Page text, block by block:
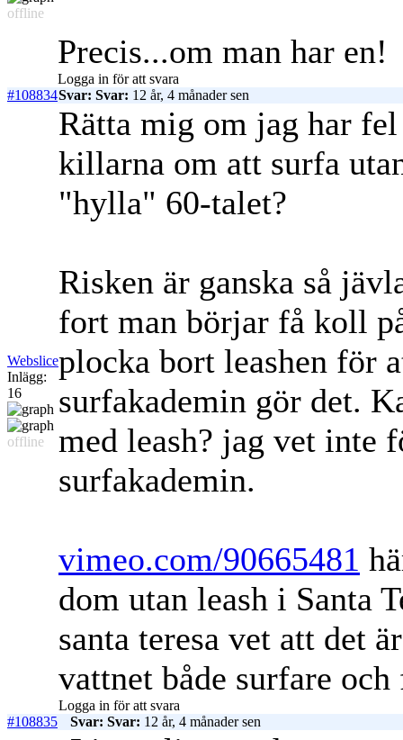
offline
Precis...om man har en!
Logga in för att svara
#108834Svar: Svar: 12 år, 4 månader sen
Webslice
Inlägg:
16
offline
Rätta mig om jag har
killarna om att surfa
"hylla" 60-talet?
Risken är ganska så
fort man börjar få koll
plocka bort leashen för
surfakademin gör det.
med leash? jag vet inte
surfakademin.
vimeo.com/90665481
dom utan leash i Santa
santa teresa vet att det
vattnet både surfare
Logga in för att svara
#108835
Svar: Svar: 12 år, 4 månader sen